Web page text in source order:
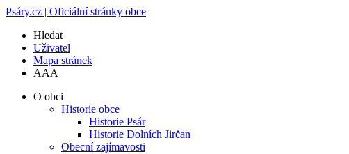
Psáry.cz | Oficiální stránky obce
Hledat
Uživatel
Mapa stránek
AAA
O obci
Historie obce
Historie Psár
Historie Dolních Jirčan
Obecní zajímavosti